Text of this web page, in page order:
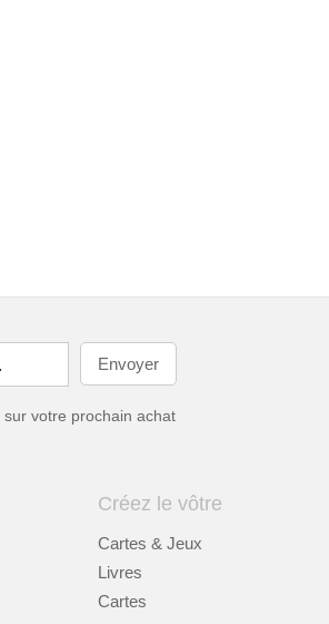
sur votre prochain achat
Créez le vôtre
Cartes & Jeux
Livres
Cartes